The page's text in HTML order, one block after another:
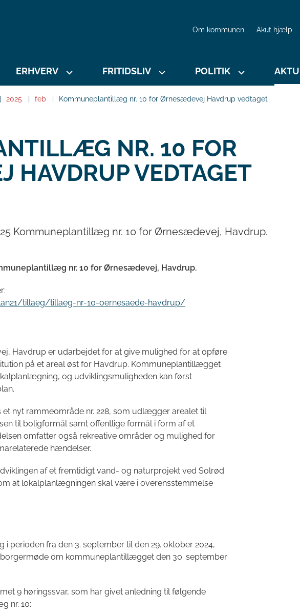
Om kommunen Akut hjælp
ERHVERV FRITIDSLIV POLITIK
2025 feb Kommuneplantillæg nr. 10 for Ørnesædevej Havdrup vedtaget
NR. 10 FOR
HAVDRUP VEDTAGET
Kommuneplantillæg nr. 10 for Ørnesædevej, Havdrup.
nr. 10 for Ørnesædevej, Havdrup.
tillaeg/tillaeg-nr-10-oernesaede-havdrup/
Havdrup er udarbejdet for at give mulighed for at opføre
på et areal øst for Havdrup. Kommuneplantillægget
og udviklingsmuligheden kan først
nyt rammeområde nr. 228, som udlægger arealet til
til boligformål samt offentlige formål i form af et
omfatter også rekreative områder og mulighed for
hændelser.
af et fremtidigt vand- og naturprojekt ved Solrød
at lokalplanlægningen skal være i overensstemmelse
perioden fra den 3. september til den 29. oktober 2024,
om kommuneplantillægget den 30. september
9 høringssvar, som har givet anledning til følgende
nr. 10: